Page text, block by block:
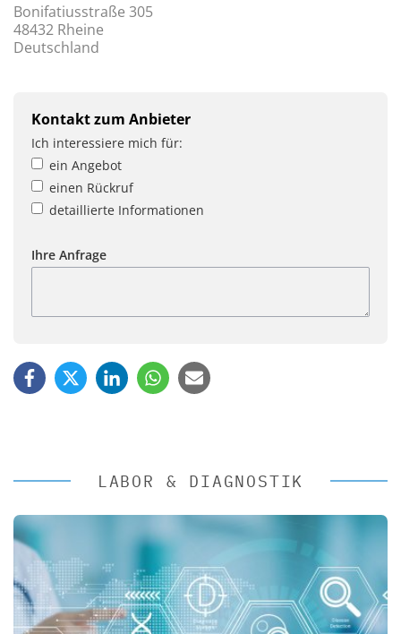
Bonifatiusstraße 305
48432 Rheine
Deutschland
Kontakt zum Anbieter
Ich interessiere mich für:
ein Angebot
einen Rückruf
detaillierte Informationen
Ihre Anfrage
LABOR & DIAGNOSTIK